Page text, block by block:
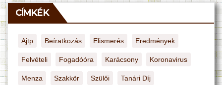
CÍMKÉK
Ajtp Beíratkozás Elismerés Eredmények
Felvételi Fogadóóra Karácsony Koronavirus
Menza Szakkör Szülői Tanári Díj